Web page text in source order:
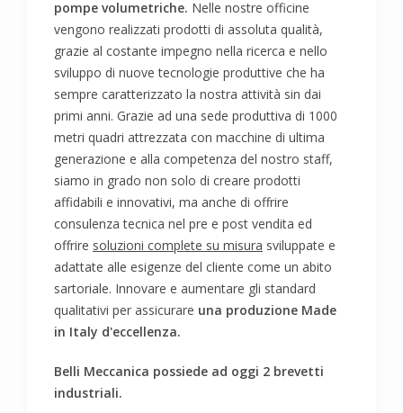
pompe volumetriche. Nelle nostre officine
vengono realizzati prodotti di assoluta qualità,
grazie al costante impegno nella ricerca e nello
sviluppo di nuove tecnologie produttive che ha
sempre caratterizzato la nostra attività sin dai
primi anni. Grazie ad una sede produttiva di 1000
metri quadri attrezzata con macchine di ultima
generazione e alla competenza del nostro staff,
siamo in grado non solo di creare prodotti
affidabili e innovativi, ma anche di offrire
consulenza tecnica nel pre e post vendita ed
offrire soluzioni complete su misura sviluppate e
adattate alle esigenze del cliente come un abito
sartoriale. Innovare e aumentare gli standard
qualitativi per assicurare una produzione Made
in Italy d'eccellenza.
Belli Meccanica possiede ad oggi 2 brevetti
industriali.